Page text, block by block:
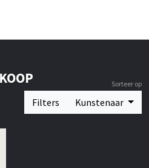
Filters
Sorteer op
Kunstenaar